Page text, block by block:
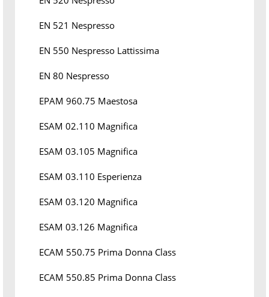
EN 521 Nespresso
EN 550 Nespresso Lattissima
EN 80 Nespresso
EPAM 960.75 Maestosa
ESAM 02.110 Magnifica
ESAM 03.105 Magnifica
ESAM 03.110 Esperienza
ESAM 03.120 Magnifica
ESAM 03.126 Magnifica
ECAM 550.75 Prima Donna Class
ECAM 550.85 Prima Donna Class